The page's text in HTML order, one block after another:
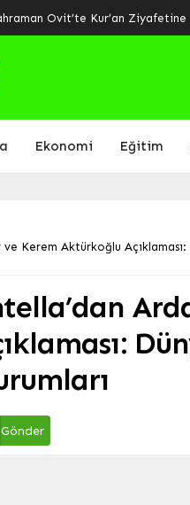
Ulaşım Yatırımlarında Son
Açılıyor
Ekonomi Eğitim
Kerem Aktürkoğlu Açıklaması:
Gönder